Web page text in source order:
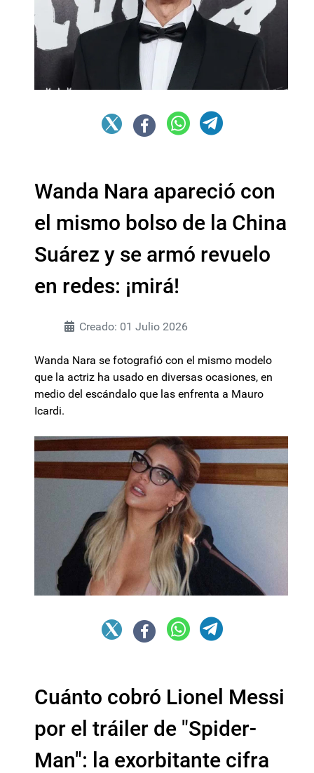
Wanda Nara apareció con
el mismo bolso de la China
Suárez y se armó revuelo
en redes: ¡mirá!
Creado: 01 Julio 2026
Wanda Nara se fotografió con el mismo modelo
que la actriz ha usado en diversas ocasiones, en
medio del escándalo que las enfrenta a Mauro
Icardi.
Cuánto cobró Lionel Messi
por el tráiler de "Spider-
Man": la exorbitante cifra